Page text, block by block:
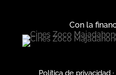
Con la
Política de privacidad ·